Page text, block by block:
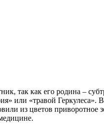
так как его родина –
«травой Геркулеса».
из цветов приворотное